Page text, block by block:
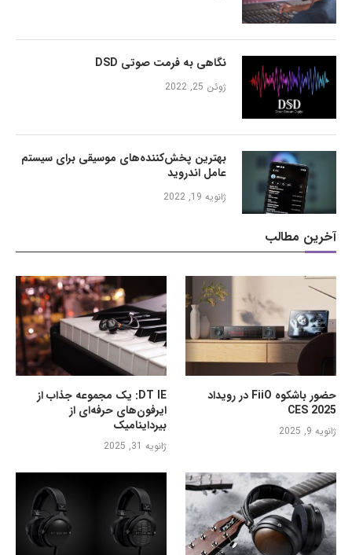
نگاهی به فرمت صوتی DSD
ژوئن 25, 2022
بهترین پخش‌کننده‌های موسیقی برای سیستم
عامل اندروید
ژانویه 19, 2022
آخرین مطالب
DT IE: یک مجموعه جذاب از
ایرفون‌های حرفه‌ای از
بیرداینامیک
ژانویه 31, 2025
حضور باشکوه FiiO در رویداد
CES 2025
ژانویه 9, 2025